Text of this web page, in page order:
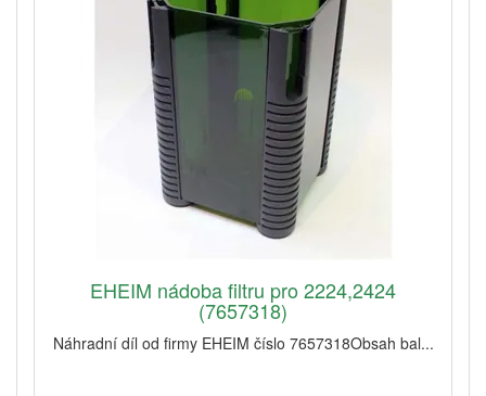
EHEIM nádoba filtru pro 2224,2424
(7657318)
Náhradní díl od firmy EHEIM číslo 7657318Obsah bal...